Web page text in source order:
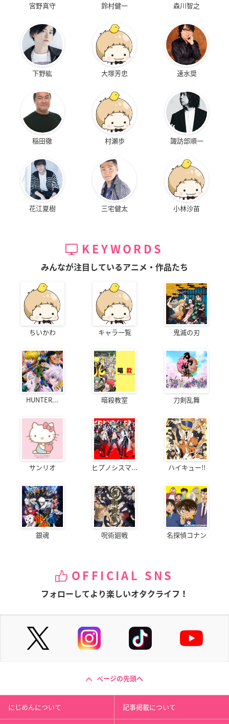
宮野真守 鈴村健一 森川智之
下野紘 大塚芳忠 速水奨
稲田徹 村瀬歩 諏訪部順一
花江夏樹 三宅健太 小林沙苗
KEYWORDS
みんなが注目しているアニメ・作品たち
ちいかわ キャラ一覧 鬼滅の刃
HUNTER... 暗殺教室 刀剣乱舞
サンリオ ヒプノシスマ... ハイキュー!!
銀魂 呪術廻戦 名探偵コナン
OFFICIAL SNS
フォローしてより楽しいオタクライフ！
ページの先頭へ
にじめんについて 記事掲載について